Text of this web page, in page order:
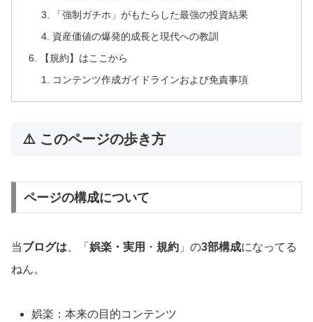
「強制ガチホ」がもたらした最強の投資結果
資産価値の爆発的成長と現代への教訓
【規約】はここから
コンテンツ作成ガイドラインおよび免責事項
⚠️ このページの歩き方
ページの構成について
当ブログは 、「 娯楽・実用 ・ 規約 」の3部構成になってる
ねん。
娯楽：本来の目的コンテンツ